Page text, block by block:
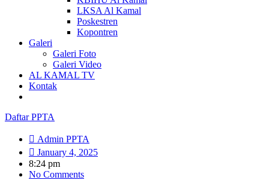
LKSA Al Kamal
Poskestren
Kopontren
Galeri
Galeri Foto
Galeri Video
AL KAMAL TV
Kontak
Daftar PPTA
Admin PPTA
January 4, 2025
8:24 pm
No Comments